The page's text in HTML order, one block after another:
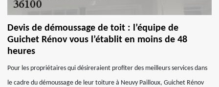
Devis de démoussage de toit : l’équipe de
Guichet Rénov vous l’établit en moins de 48
heures
Pour les propriétaires qui désireraient profiter des meilleurs services dans
le cadre du démoussage de leur toiture à Neuvy Pailloux, Guichet Rénov